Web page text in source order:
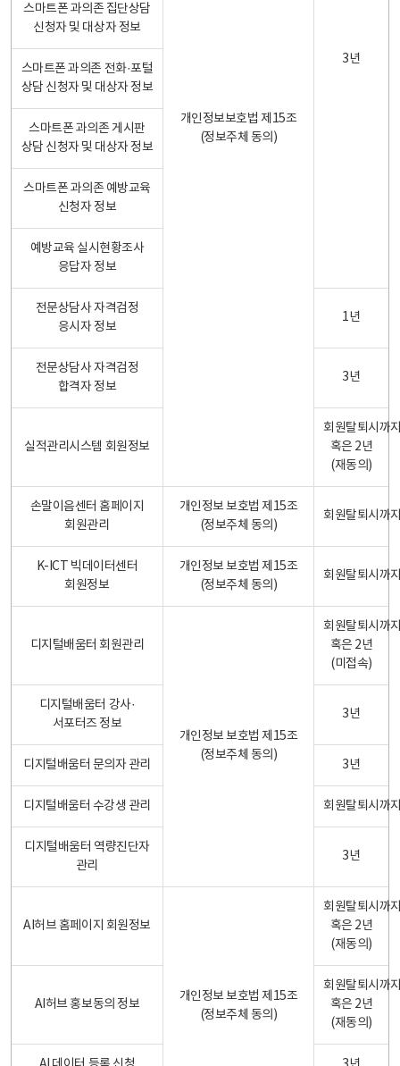
개인정보보호법 제15조
(정보주체 동의)
3년
스마트폰 과의존 집단상담
신청자 및 대상자 정보
스마트폰 과의존 전화·포털
상담 신청자 및 대상자 정보
스마트폰 과의존 게시판
상담 신청자 및 대상자 정보
스마트폰 과의존 예방교육
신청자 정보
예방교육 실시현황조사
응답자 정보
전문상담사 자격검정
응시자 정보
1년
전문상담사 자격검정
합격자 정보
3년
실적관리시스템 회원정보
회원탈퇴시까
혹은 2년
(재동의)
손말이음센터 홈페이지
회원관리
개인정보 보호법 제15조
(정보주체 동의)
회원탈퇴시까
K-ICT 빅데이터센터
회원정보
개인정보 보호법 제15조
(정보주체 동의)
회원탈퇴시까
디지털배움터 회원관리
개인정보 보호법 제15조
(정보주체 동의)
회원탈퇴시까
혹은 2년
(미접속)
디지털배움터 강사·
서포터즈 정보
3년
디지털배움터 문의자 관리 3년
디지털배움터 수강생 관리 회원탈퇴시까
디지털배움터 역량진단자
관리
3년
AI허브 홈페이지 회원정보
개인정보 보호법 제15조
(정보주체 동의)
회원탈퇴시까
혹은 2년
(재동의)
AI허브 홍보동의 정보
회원탈퇴시까
혹은 2년
(재동의)